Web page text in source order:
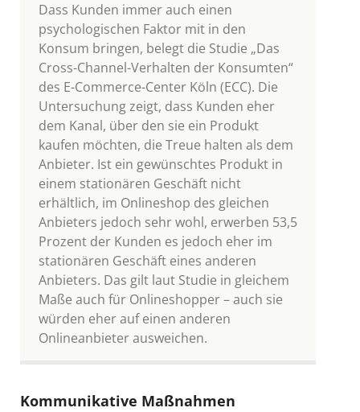
Dass Kunden immer auch einen
psychologischen Faktor mit in den
Konsum bringen, belegt die Studie „Das
Cross-Channel-Verhalten der Konsumten“
des E-Commerce-Center Köln (ECC). Die
Untersuchung zeigt, dass Kunden eher
dem Kanal, über den sie ein Produkt
kaufen möchten, die Treue halten als dem
Anbieter. Ist ein gewünschtes Produkt in
einem stationären Geschäft nicht
erhältlich, im Onlineshop des gleichen
Anbieters jedoch sehr wohl, erwerben 53,5
Prozent der Kunden es jedoch eher im
stationären Geschäft eines anderen
Anbieters. Das gilt laut Studie in gleichem
Maße auch für Onlineshopper – auch sie
würden eher auf einen anderen
Onlineanbieter ausweichen.
Kommunikative Maßnahmen